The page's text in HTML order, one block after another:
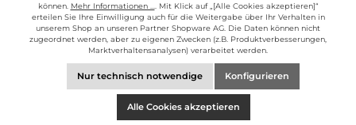
können. Mehr Informationen ...
. Mit Klick auf „[Alle Cookies akzeptieren]“
erteilen Sie Ihre Einwilligung auch für die Weitergabe über Ihr Verhalten in
unserem Shop an unseren Partner Shopware AG. Die Daten können nicht
zugeordnet werden, aber zu eigenen Zwecken (z.B. Produktverbesserungen,
Marktverhaltensanalysen) verarbeitet werden.
Nur technisch notwendige Konfigurieren
Alle Cookies akzeptieren